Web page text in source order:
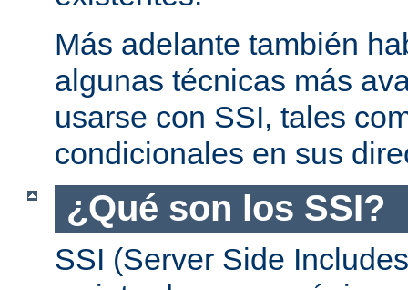
Más adelante también
algunas técnicas más
usarse con SSI, tales
condicionales en sus
¿Qué son los SSI?
SSI (Server Side